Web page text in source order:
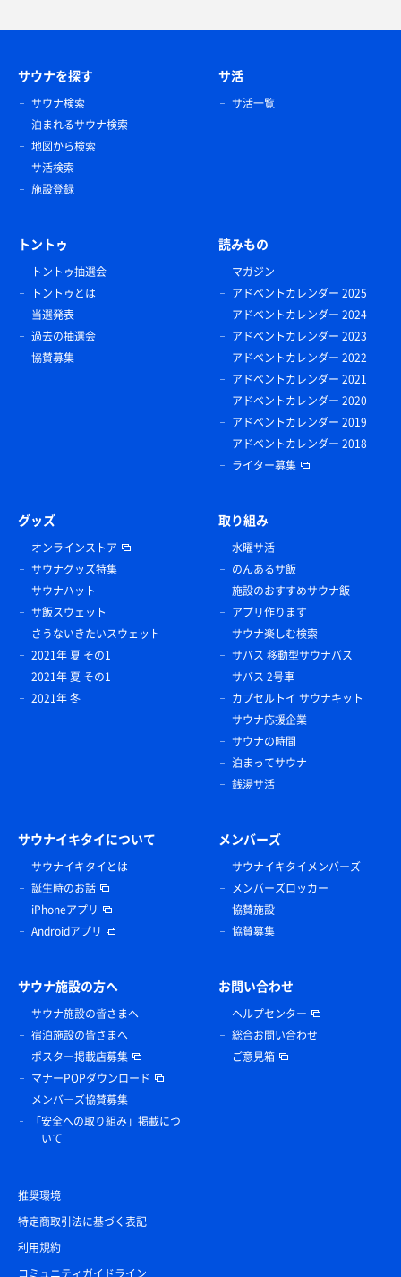
サウナを探す
サウナ検索
泊まれるサウナ検索
地図から検索
サ活検索
施設登録
サ活
サ活一覧
トントゥ
トントゥ抽選会
トントゥとは
当選発表
過去の抽選会
協賛募集
読みもの
マガジン
アドベントカレンダー 2025
アドベントカレンダー 2024
アドベントカレンダー 2023
アドベントカレンダー 2022
アドベントカレンダー 2021
アドベントカレンダー 2020
アドベントカレンダー 2019
アドベントカレンダー 2018
ライター募集
グッズ
オンラインストア
サウナグッズ特集
サウナハット
サ飯スウェット
さうないきたいスウェット
2021年 夏 その1
2021年 夏 その1
2021年 冬
取り組み
水曜サ活
のんあるサ飯
施設のおすすめサウナ飯
アプリ作ります
サウナ楽しむ検索
サバス 移動型サウナバス
サバス 2号車
カプセルトイ サウナキット
サウナ応援企業
サウナの時間
泊まってサウナ
銭湯サ活
サウナイキタイについて
サウナイキタイとは
誕生時のお話
iPhoneアプリ
Androidアプリ
メンバーズ
サウナイキタイメンバーズ
メンバーズロッカー
協賛施設
協賛募集
サウナ施設の方へ
サウナ施設の皆さまへ
宿泊施設の皆さまへ
ポスター掲載店募集
マナーPOPダウンロード
メンバーズ協賛募集
「安全への取り組み」掲載につ
いて
お問い合わせ
ヘルプセンター
総合お問い合わせ
ご意見箱
推奨環境
特定商取引法に基づく表記
利用規約